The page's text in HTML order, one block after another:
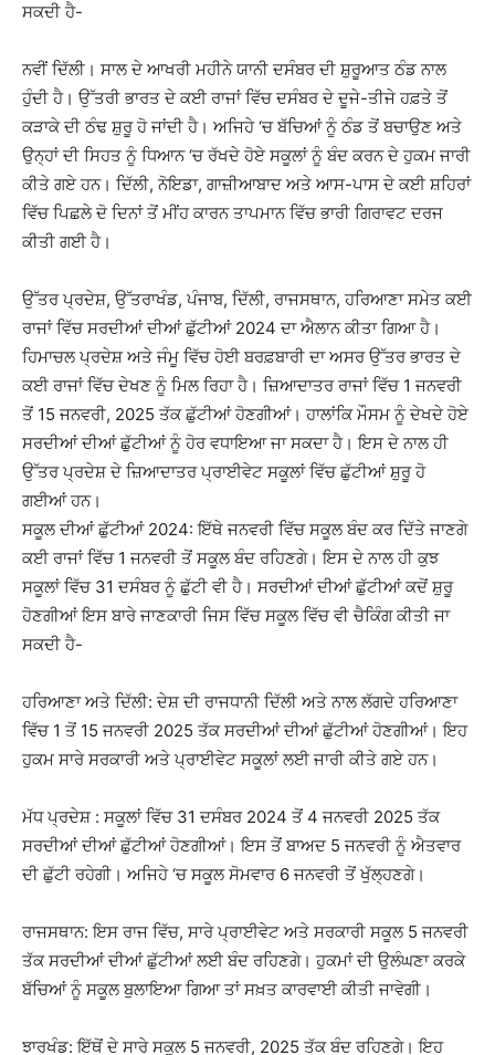
ਸਕਦੀ ਹੈ-
ਨਵੀਂ ਦਿੱਲੀ। ਸਾਲ ਦੇ ਆਖਰੀ ਮਹੀਨੇ ਯਾਨੀ ਦਸੰਬਰ ਦੀ ਸ਼ੁਰੂਆਤ ਠੰਡ ਨਾਲ
ਹੁੰਦੀ ਹੈ। ਉੱਤਰੀ ਭਾਰਤ ਦੇ ਕਈ ਰਾਜਾਂ ਵਿੱਚ ਦਸੰਬਰ ਦੇ ਦੂਜੇ-ਤੀਜੇ ਹਫ਼ਤੇ ਤੋਂ
ਕੜਾਕੇ ਦੀ ਠੰਢ ਸ਼ੁਰੂ ਹੋ ਜਾਂਦੀ ਹੈ। ਅਜਿਹੇ ‘ਚ ਬੱਚਿਆਂ ਨੂੰ ਠੰਡ ਤੋਂ ਬਚਾਉਣ ਅਤੇ
ਉਨ੍ਹਾਂ ਦੀ ਸਿਹਤ ਨੂੰ ਧਿਆਨ ‘ਚ ਰੱਖਦੇ ਹੋਏ ਸਕੂਲਾਂ ਨੂੰ ਬੰਦ ਕਰਨ ਦੇ ਹੁਕਮ ਜਾਰੀ
ਕੀਤੇ ਗਏ ਹਨ। ਦਿੱਲੀ, ਨੋਇਡਾ, ਗਾਜ਼ੀਆਬਾਦ ਅਤੇ ਆਸ-ਪਾਸ ਦੇ ਕਈ ਸ਼ਹਿਰਾਂ
ਵਿੱਚ ਪਿਛਲੇ ਦੋ ਦਿਨਾਂ ਤੋਂ ਮੀਂਹ ਕਾਰਨ ਤਾਪਮਾਨ ਵਿੱਚ ਭਾਰੀ ਗਿਰਾਵਟ ਦਰਜ
ਕੀਤੀ ਗਈ ਹੈ।
ਉੱਤਰ ਪ੍ਰਦੇਸ਼, ਉੱਤਰਾਖੰਡ, ਪੰਜਾਬ, ਦਿੱਲੀ, ਰਾਜਸਥਾਨ, ਹਰਿਆਣਾ ਸਮੇਤ ਕਈ
ਰਾਜਾਂ ਵਿੱਚ ਸਰਦੀਆਂ ਦੀਆਂ ਛੁੱਟੀਆਂ 2024 ਦਾ ਐਲਾਨ ਕੀਤਾ ਗਿਆ ਹੈ।
ਹਿਮਾਚਲ ਪ੍ਰਦੇਸ਼ ਅਤੇ ਜੰਮੂ ਵਿੱਚ ਹੋਈ ਬਰਫ਼ਬਾਰੀ ਦਾ ਅਸਰ ਉੱਤਰ ਭਾਰਤ ਦੇ
ਕਈ ਰਾਜਾਂ ਵਿੱਚ ਦੇਖਣ ਨੂੰ ਮਿਲ ਰਿਹਾ ਹੈ। ਜ਼ਿਆਦਾਤਰ ਰਾਜਾਂ ਵਿੱਚ 1 ਜਨਵਰੀ
ਤੋਂ 15 ਜਨਵਰੀ, 2025 ਤੱਕ ਛੁੱਟੀਆਂ ਹੋਣਗੀਆਂ। ਹਾਲਾਂਕਿ ਮੌਸਮ ਨੂੰ ਦੇਖਦੇ ਹੋਏ
ਸਰਦੀਆਂ ਦੀਆਂ ਛੁੱਟੀਆਂ ਨੂੰ ਹੋਰ ਵਧਾਇਆ ਜਾ ਸਕਦਾ ਹੈ। ਇਸ ਦੇ ਨਾਲ ਹੀ
ਉੱਤਰ ਪ੍ਰਦੇਸ਼ ਦੇ ਜ਼ਿਆਦਾਤਰ ਪ੍ਰਾਈਵੇਟ ਸਕੂਲਾਂ ਵਿੱਚ ਛੁੱਟੀਆਂ ਸ਼ੁਰੂ ਹੋ
ਗਈਆਂ ਹਨ।
ਸਕੂਲ ਦੀਆਂ ਛੁੱਟੀਆਂ 2024: ਇੱਥੇ ਜਨਵਰੀ ਵਿੱਚ ਸਕੂਲ ਬੰਦ ਕਰ ਦਿੱਤੇ ਜਾਣਗੇ
ਕਈ ਰਾਜਾਂ ਵਿੱਚ 1 ਜਨਵਰੀ ਤੋਂ ਸਕੂਲ ਬੰਦ ਰਹਿਣਗੇ। ਇਸ ਦੇ ਨਾਲ ਹੀ ਕੁਝ
ਸਕੂਲਾਂ ਵਿੱਚ 31 ਦਸੰਬਰ ਨੂੰ ਛੁੱਟੀ ਵੀ ਹੈ। ਸਰਦੀਆਂ ਦੀਆਂ ਛੁੱਟੀਆਂ ਕਦੋਂ ਸ਼ੁਰੂ
ਹੋਣਗੀਆਂ ਇਸ ਬਾਰੇ ਜਾਣਕਾਰੀ ਜਿਸ ਵਿੱਚ ਸਕੂਲ ਵਿੱਚ ਵੀ ਚੈਕਿੰਗ ਕੀਤੀ ਜਾ
ਸਕਦੀ ਹੈ-
ਹਰਿਆਣਾ ਅਤੇ ਦਿੱਲੀ: ਦੇਸ਼ ਦੀ ਰਾਜਧਾਨੀ ਦਿੱਲੀ ਅਤੇ ਨਾਲ ਲੱਗਦੇ ਹਰਿਆਣਾ
ਵਿੱਚ 1 ਤੋਂ 15 ਜਨਵਰੀ 2025 ਤੱਕ ਸਰਦੀਆਂ ਦੀਆਂ ਛੁੱਟੀਆਂ ਹੋਣਗੀਆਂ। ਇਹ
ਹੁਕਮ ਸਾਰੇ ਸਰਕਾਰੀ ਅਤੇ ਪ੍ਰਾਈਵੇਟ ਸਕੂਲਾਂ ਲਈ ਜਾਰੀ ਕੀਤੇ ਗਏ ਹਨ।
ਮੱਧ ਪ੍ਰਦੇਸ਼ : ਸਕੂਲਾਂ ਵਿੱਚ 31 ਦਸੰਬਰ 2024 ਤੋਂ 4 ਜਨਵਰੀ 2025 ਤੱਕ
ਸਰਦੀਆਂ ਦੀਆਂ ਛੁੱਟੀਆਂ ਹੋਣਗੀਆਂ। ਇਸ ਤੋਂ ਬਾਅਦ 5 ਜਨਵਰੀ ਨੂੰ ਐਤਵਾਰ
ਦੀ ਛੁੱਟੀ ਰਹੇਗੀ। ਅਜਿਹੇ ‘ਚ ਸਕੂਲ ਸੋਮਵਾਰ 6 ਜਨਵਰੀ ਤੋਂ ਖੁੱਲ੍ਹਣਗੇ।
ਰਾਜਸਥਾਨ: ਇਸ ਰਾਜ ਵਿੱਚ, ਸਾਰੇ ਪ੍ਰਾਈਵੇਟ ਅਤੇ ਸਰਕਾਰੀ ਸਕੂਲ 5 ਜਨਵਰੀ
ਤੱਕ ਸਰਦੀਆਂ ਦੀਆਂ ਛੁੱਟੀਆਂ ਲਈ ਬੰਦ ਰਹਿਣਗੇ। ਹੁਕਮਾਂ ਦੀ ਉਲੰਘਣਾ ਕਰਕੇ
ਬੱਚਿਆਂ ਨੂੰ ਸਕੂਲ ਬੁਲਾਇਆ ਗਿਆ ਤਾਂ ਸਖ਼ਤ ਕਾਰਵਾਈ ਕੀਤੀ ਜਾਵੇਗੀ।
ਝਾਰਖੰਡ: ਇੱਥੋਂ ਦੇ ਸਾਰੇ ਸਕੂਲ 5 ਜਨਵਰੀ, 2025 ਤੱਕ ਬੰਦ ਰਹਿਣਗੇ। ਇਹ